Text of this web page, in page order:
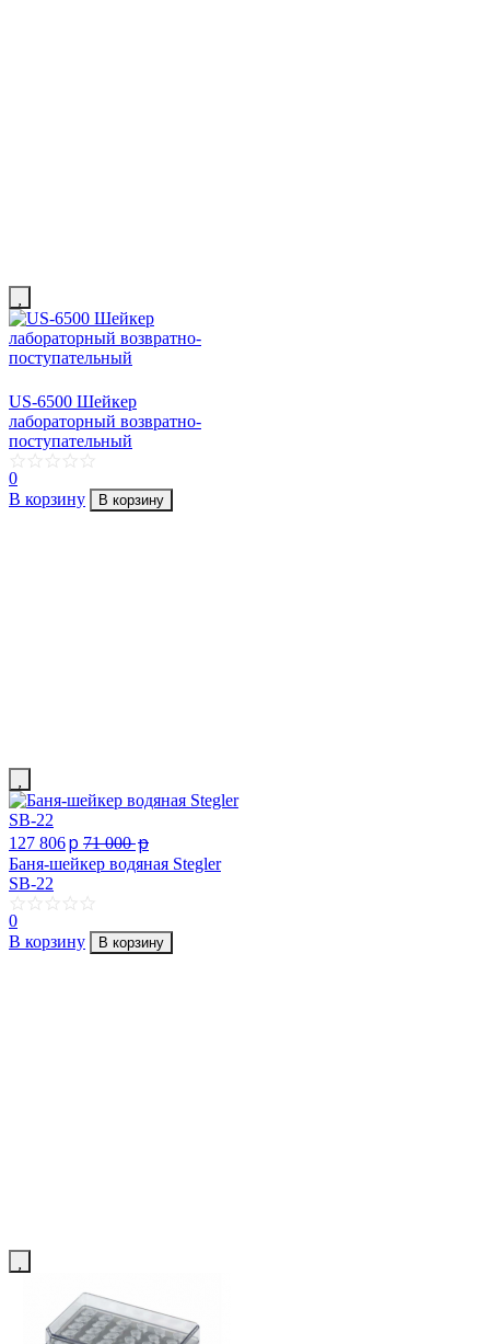
US-6500 Шейкер
лабораторный возвратно-
поступательный
0
В корзину
В корзину
127 806p 71 000 p
Баня-шейкер водяная Stegler
SB-22
0
В корзину
В корзину